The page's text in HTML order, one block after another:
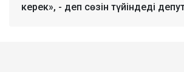
керек», - деп сөзін түйіндеді